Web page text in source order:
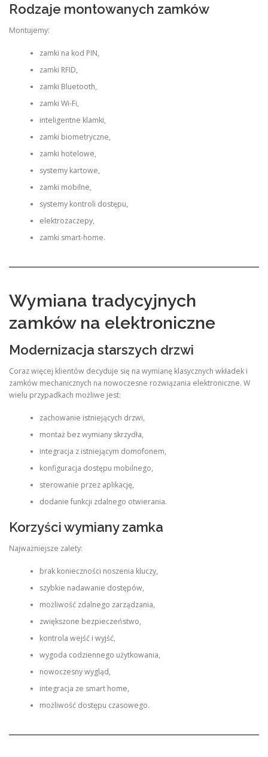
Rodzaje montowanych zamków
Montujemy:
zamki na kod PIN,
zamki RFID,
zamki Bluetooth,
zamki Wi-Fi,
inteligentne klamki,
zamki biometryczne,
zamki hotelowe,
systemy kartowe,
zamki mobilne,
systemy kontroli dostępu,
elektrozaczepy,
zamki smart-home.
Wymiana tradycyjnych
zamków na elektroniczne
Modernizacja starszych drzwi
Coraz więcej klientów decyduje się na wymianę klasycznych wkładek i
zamków mechanicznych na nowoczesne rozwiązania elektroniczne. W
wielu przypadkach możliwe jest:
zachowanie istniejących drzwi,
montaż bez wymiany skrzydła,
integracja z istniejącym domofonem,
konfiguracja dostępu mobilnego,
sterowanie przez aplikację,
dodanie funkcji zdalnego otwierania.
Korzyści wymiany zamka
Najważniejsze zalety:
brak konieczności noszenia kluczy,
szybkie nadawanie dostępów,
możliwość zdalnego zarządzania,
zwiększone bezpieczeństwo,
kontrola wejść i wyjść,
wygoda codziennego użytkowania,
nowoczesny wygląd,
integracja ze smart home,
możliwość dostępu czasowego.